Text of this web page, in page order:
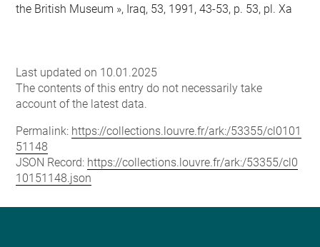
the British Museum », Iraq, 53, 1991, 43-53, p. 53, pl. Xa
Last updated on 10.01.2025
The contents of this entry do not necessarily take
account of the latest data.
Permalink: https://collections.louvre.fr/ark:/53355/cl0101
51148
JSON Record: https://collections.louvre.fr/ark:/53355/cl0
10151148.json